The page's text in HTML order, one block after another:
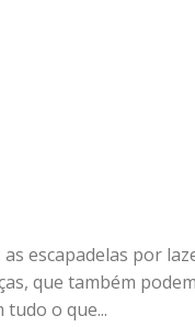
escapadelas por
que também
o que...